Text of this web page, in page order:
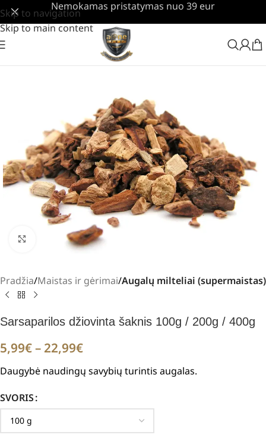
Skip to navigation
Skip to main content
Nemokamas pristatymas nuo 39 eur
Padidinti
Pradžia Maistas ir gėrimai Augalų milteliai (supermaistas)
Sarsaparilos džiovinta šaknis 100g / 200g / 400g
5,99€– 22,99€
Daugybė naudingų savybių turintis augalas.
SVORIS